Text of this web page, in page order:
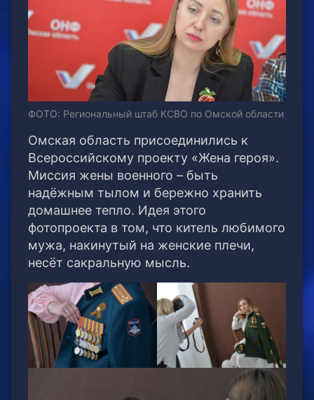
ФОТО: Региональный штаб КСВО по Омской области
Омская область присоединились к
Всероссийскому проекту «Жена героя».
Миссия жены военного – быть
надёжным тылом и бережно хранить
домашнее тепло. Идея этого
фотопроекта в том, что китель любимого
мужа, накинутый на женские плечи,
несёт сакральную мысль.